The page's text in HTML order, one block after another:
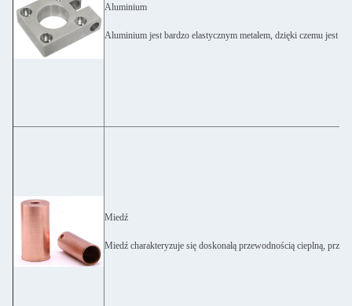
Aluminium
Aluminium jest bardzo elastycznym metalem, dzięki czemu jest
Miedź
Miedź charakteryzuje się doskonałą przewodnością cieplną,